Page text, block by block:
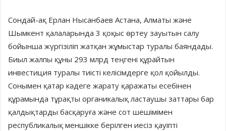
Сондай-ақ Ерлан Нысанбаев Астана, Алматы және
Шымкент қалаларында 3 қоқыс өртеу зауытын салу
бойынша жүргізіліп жатқан жұмыстар туралы баяндады.
Биыл жалпы құны 293 млрд теңгені құрайтын
инвестиция туралы тиісті келісімдерге қол қойылды.
Сонымен қатар кәдеге жарату қаражаты есебінен
құрамында тұрақты органикалық ластаушы заттары бар
қалдықтарды басқаруға және сот шешімімен
республикалық меншікке берілген иесіз қауіпті